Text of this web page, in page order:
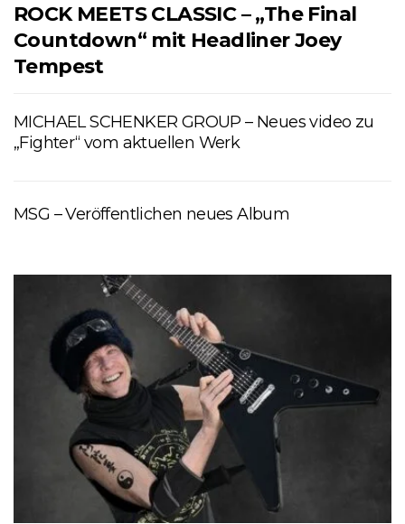
ROCK MEETS CLASSIC – „The Final
Countdown“ mit Headliner Joey
Tempest
MICHAEL SCHENKER GROUP – Neues video zu
„Fighter“ vom aktuellen Werk
MSG – Veröffentlichen neues Album